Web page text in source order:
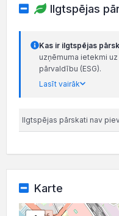
Ilgtspējas
Kas ir ilgtspējas
uzņēmuma ietekmi
pārvaldību (ESG).
Lasīt vairāk
Ilgtspējas pārskati nav
Karte